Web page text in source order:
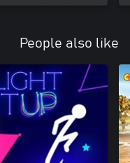
People also like